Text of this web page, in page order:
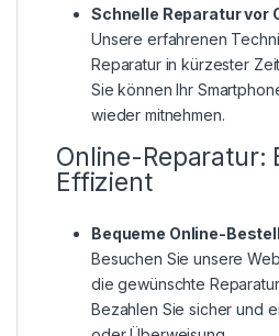
Schnelle Reparatur vor
Unsere erfahrenen
Reparatur in kürzester
Sie können Ihr
wieder mitnehmen.
Online-Reparatur:
Effizient
Bequeme Online-
Besuchen Sie unsere
die gewünschte
Bezahlen Sie sicher und